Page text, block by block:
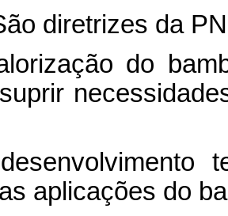
diretrizes da
do
aplicações do